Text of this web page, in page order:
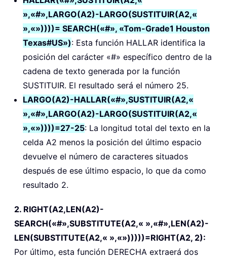
»,«#»,LARGO(A2)-LARGO(SUSTITUIR(A2,«
»,«»))))= SEARCH(«#», «Tom-Grade1 Houston
Texas#US»): Esta función HALLAR identifica la
posición del carácter «#» específico dentro de la
cadena de texto generada por la función
SUSTITUIR. El resultado será el número 25.
LARGO(A2)-HALLAR(«#»,SUSTITUIR(A2,«
»,«#»,LARGO(A2)-LARGO(SUSTITUIR(A2,«
»,«»))))=27-25: La longitud total del texto en la
celda A2 menos la posición del último espacio
devuelve el número de caracteres situados
después de ese último espacio, lo que da como
resultado 2.
2. RIGHT(A2,LEN(A2)-
SEARCH(«#»,SUBSTITUTE(A2,« »,«#»,LEN(A2)-
LEN(SUBSTITUTE(A2,« »,«»)))))=RIGHT(A2, 2):
Por último, esta función DERECHA extraerá dos